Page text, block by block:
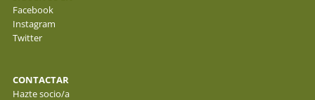
Facebook
Instagram
Twitter
CONTACTAR
Hazte socio/a